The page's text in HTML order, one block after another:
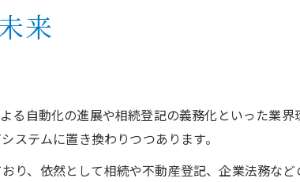
化を読む
求められる新たな役割
の現実と今後の課題
がもたらす可能性
書士の課題
来
自動化の進展や相続登記の義務化といった業界
ステムに置き換わりつつあります。
り、依然として相続や不動産登記、企業法務な